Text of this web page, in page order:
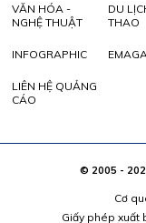
VĂN HÓA -
NGHỆ THUẬT
DU
THAO
INFOGRAPHIC
LIÊN HỆ QUẢNG
CÁO
© 2005 -
Cơ
Giấy phép xuất